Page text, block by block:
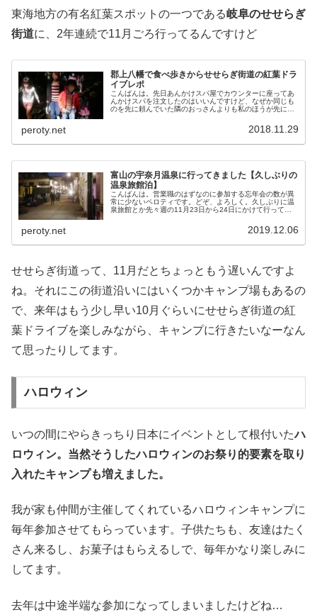
東海地方の有名紅葉スポットの一つである岐阜のせせらぎ
街道に、2年連続で11月ごろ行ってるんですけど
郡上八幡で食べ歩きからせせらぎ街道の紅葉ドラ
イブレポ
こんばんは。先日あんかけスパ屋でカウンターに座ってあ
んかけスパを注文したのはいいんですけど、なぜか同じも
のを先に頼んでいた隣のおっさんよりも私のほうが先に出
peroty.net 2018.11.29
富山の宇奈月温泉に行ってきました【久しぶりの
温泉旅館泊】
こんばんは。営業職のはずなのに参加する忘年会の数が異
常に少ないペロティです。どぞ、よろしく。久しぶりに温
泉旅館とか先々週の11月23日から24日にかけて行ってき
peroty.net 2019.12.06
せせらぎ街道って、11月だとちょっともう遅いんですよ
ね。それにこの街道沿いにはいくつかキャンプ場もあるの
で、来年はもう少し早い10月ぐらいにせせらぎ街道の紅
葉ドライブを楽しみながら、キャンプに行きたいなーなん
て思ったりしてます。
ハロウィン
いつの間にやらきっちり日本にイベントとして根付いたハ
ロウィン。当然そうしたハロウィンのお祭り的要素を取り
入れたキャンプも増えました。
我が家も仲間が主催してくれているハロウィンキャンプに
毎年参加させてもらっています。子供たちも、友達はたく
さん来るし、お菓子はもらえるしで、毎年かなり楽しみに
してます。
去年は中途半端な参加になってしまいましたけどね…